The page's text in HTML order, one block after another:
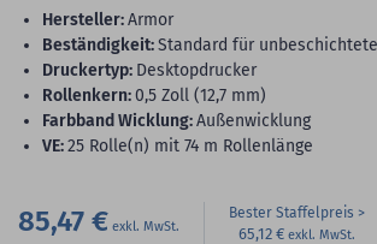
Hersteller:Armor
Beständigkeit:Standard für
Druckertyp: Desktopdrucker
Rollenkern:0,5 Zoll (12,7 mm)
Farbband Wicklung:Außenwicklung
VE:25 Rolle(n) mit 74 m Rollenlänge
85,47 € Bester Staffelpreis
65,12 €